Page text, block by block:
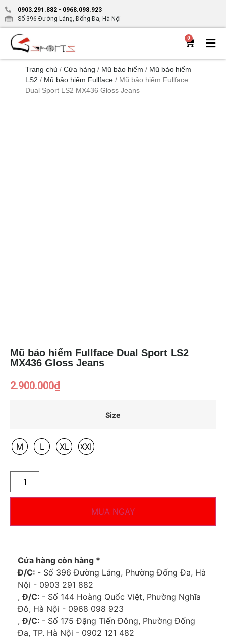
0903.291.882 - 0968.098.923
Số 396 Đường Láng, Đống Đa, Hà Nội
0
Trang chủ / Cửa hàng / Mũ bảo hiểm / Mũ bảo hiểm
LS2 / Mũ bảo hiểm Fullface / Mũ bảo hiểm Fullface
Dual Sport LS2 MX436 Gloss Jeans
Mũ bảo hiểm Fullface Dual Sport LS2
MX436 Gloss Jeans
2.900.000₫
Size
M L XL XXL
MUA NGAY
Cửa hàng còn hàng *
Đ/C: - Số 396 Đường Láng, Phường Đống Đa, Hà
Nội - 0903 291 882
,Đ/C: - Số 144 Hoàng Quốc Việt, Phường Nghĩa
Đô, Hà Nội - 0968 098 923
,Đ/C: - Số 175 Đặng Tiến Đông, Phường Đống
Đa, TP. Hà Nội - 0902 121 482